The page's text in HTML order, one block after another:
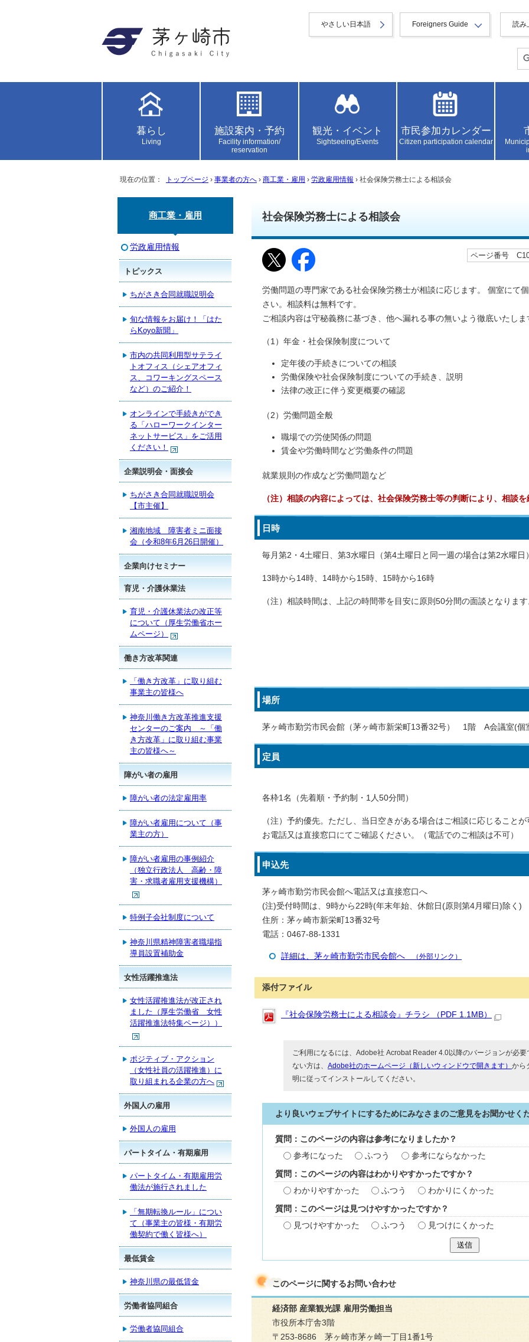
やさしい日本語 Foreigners Guide 読み
暮らし
Living
施設案内・予約
Facility information/
reservation
観光・イベント
Sightseeing/Events
市民参加カレンダー
Citizen participation calendar
現在の位置： トップページ › 事業者の方へ › 商工業・雇用 › 労政雇用情報 › 社会保険労務士による相談会
社会保険労務士による相談会
ページ番号
労働問題の専門家である社会保険労務士が相談に応じます。 個室にて
さい。相談料は無料です。
ご相談内容は守秘義務に基づき、他へ漏れる事の無いよう徹底いたしま
（1）年金・社会保険制度について
定年後の手続きについての相談
労働保険や社会保険制度についての手続き、説明
法律の改正に伴う変更概要の確認
（2）労働問題全般
職場での労使関係の問題
賃金や労働時間など労働条件の問題
就業規則の作成など労働問題など
（注）相談の内容によっては、社会保険労務士等の判断により、相談を
日時
毎月第2・4土曜日、第3水曜日（第4土曜日と同一週の場合は第2水曜日）
13時から14時、14時から15時、15時から16時
（注）相談時間は、上記の時間帯を目安に原則50分間の面談となります
場所
茅ヶ崎市勤労市民会館（茅ヶ崎市新栄町13番32号） 1階 A会議室(個
定員
各枠1名（先着順・予約制・1人50分間）
（注）予約優先。ただし、当日空きがある場合はご相談に応じることが
お電話又は直接窓口にてご確認ください。（電話でのご相談は不可）
申込先
茅ヶ崎市勤労市民会館へ電話又は直接窓口へ
(注)受付時間は、9時から22時(年末年始、休館日(原則第4月曜日)除く)
住所：茅ヶ崎市新栄町13番32号
電話：0467-88-1331
詳細は、茅ヶ崎市勤労市民会館へ （外部リンク）
添付ファイル
『社会保険労務士による相談会』チラシ （PDF 1.1MB）
ご利用になるには、Adobe社 Acrobat Reader 4.0以降のバージョンが必
ない方は、Adobe社のホームページ（新しいウィンドウで開きます）から
明に従ってインストールしてください。
より良いウェブサイトにするためにみなさまのご意見をお聞かせく
質問：このページの内容は参考になりましたか？
参考になった
ふつう 参考にならなかった
質問：このページの内容はわかりやすかったですか？
わかりやすかった
ふつう わかりにくかった
質問：このページは見つけやすかったですか？
見つけやすかった
ふつう 見つけにくかった
送信
このページに関するお問い合わせ
経済部 産業観光課 雇用労働担当
市役所本庁舎3階
〒253-8686 茅ヶ崎市茅ヶ崎一丁目1番1号
商工業・雇用
労政雇用情報
トピックス
ちがさき合同就職説明会
旬な情報をお届け！「はた
らKoyo新聞」
市内の共同利用型サテライ
トオフィス（シェアオフィ
ス、コワーキングスペース
など）のご紹介！
オンラインで手続きができ
る「ハローワークインター
ネットサービス」をご活用
ください！
企業説明会・面接会
ちがさき合同就職説明会
【市主催】
湘南地域 障害者ミニ面接
会（令和8年6月26日開催）
企業向けセミナー
育児・介護休業法
育児・介護休業法の改正等
について（厚生労働省ホー
ムページ）
働き方改革関連
「働き方改革」に取り組む
事業主の皆様へ
神奈川働き方改革推進支援
センターのご案内 ～「働
き方改革」に取り組む事業
主の皆様へ～
障がい者の雇用
障がい者の法定雇用率
障がい者雇用について（事
業主の方）
障がい者雇用の事例紹介
（独立行政法人 高齢・障
害・求職者雇用支援機構）
特例子会社制度について
神奈川県精神障害者職場指
導員設置補助金
女性活躍推進法
女性活躍推進法が改正され
ました（厚生労働省 女性
活躍推進法特集ページ））
ポジティブ・アクション
（女性社員の活躍推進）に
取り組まれる企業の方へ
外国人の雇用
外国人の雇用
パートタイム・有期雇用
パートタイム・有期雇用労
働法が施行されました
「無期転換ルール」につい
て（事業主の皆様・有期労
働契約で働く皆様へ）
最低賃金
神奈川県の最低賃金
労働者協同組合
労働者協同組合